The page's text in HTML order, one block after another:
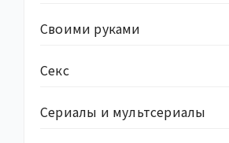
Своими руками
Секс
Сериалы и мультсериалы